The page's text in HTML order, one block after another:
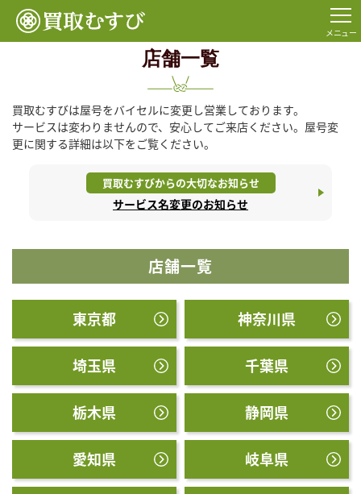
メニュー
TOP 店舗情報
店舗一覧
買取むすびは屋号をバイセルに変更し営業しております。
サービスは変わりませんので、安心してご来店ください。屋号変
更に関する詳細は以下をご覧ください。
買取むすびからの大切なお知らせ
サービス名変更のお知らせ
店舗一覧
東京都 神奈川県
埼玉県 千葉県
栃木県 静岡県
愛知県 岐阜県